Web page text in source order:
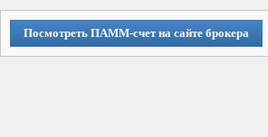
Посмотреть ПАММ-счет на сайте брокера